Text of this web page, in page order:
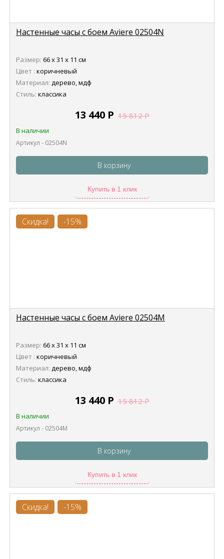
Настенные часы с боем Aviere 02504N
Размер: 66 х 31 х 11 см
Цвет : коричневый
Материал: дерево, мдф
Стиль: классика
13 440 Р 15 812Р
В наличии
Артикул - 02504N
В корзину
Купить в 1 клик
Скидка! -15%
Настенные часы с боем Aviere 02504M
Размер: 66 х 31 х 11 см
Цвет : коричневый
Материал: дерево, мдф
Стиль: классика
13 440 Р 15 812Р
В наличии
Артикул - 02504M
В корзину
Купить в 1 клик
Скидка! -15%